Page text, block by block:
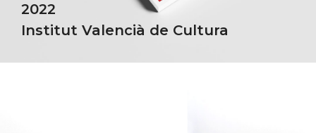
2022
Institut Valencià de Cultura